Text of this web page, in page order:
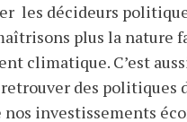
les décideurs
plus la nature
climatique. C’est
des politiques
nos investissements